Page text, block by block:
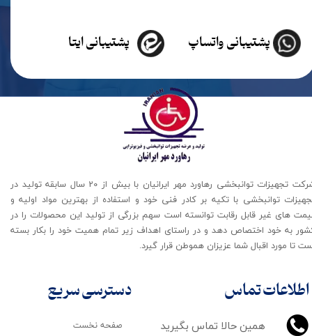
پشتیبانی ایتا پشتیبانی واتساپ
اطلاعات تماس
همین حالا تماس بگیرید
شرکت تجهیزات توانبخشی رهاورد مهر ایرانیان با بیش از 20 سال سابقه تولید در
توانبخشی با تکیه بر کادر فنی خود و استفاده از بهترین مواد اولیه و
های غیر قابل رقابت توانسته است سهم بزرگی از تولید این محصولات را در
به خود اختصاص دهد و در راستای اهداف زیر تمام همیت خود را بکار بسته
تا مورد اقبال شما عزیزان هموطن قرار گیرد​​​​​​​.
صفحه نخست
دسترسی سریع